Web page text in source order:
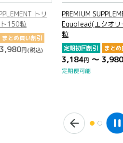
トリ
150粒
まとめ買い割引
円(税込)
PREMIUM
Equolead(エクオ
粒
定期初回割引 まと
3,184円 ～ 3,980
定期便可能